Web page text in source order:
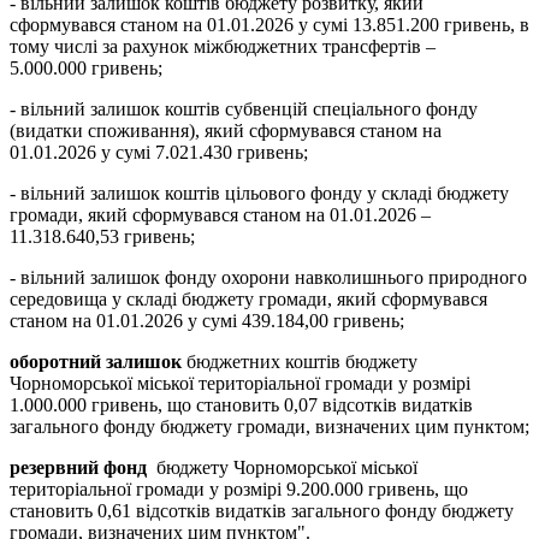
сформувався станом на 01.01.2026 у сумі 13.851.200 гривень, в
тому числі за рахунок міжбюджетних трансфертів –
5.000.000 гривень;
- вільний залишок коштів субвенцій спеціального фонду
(видатки споживання), який сформувався станом на
01.01.2026 у сумі 7.021.430 гривень;
- вільний залишок коштів цільового фонду у складі бюджету
громади, який сформувався станом на 01.01.2026 –
11.318.640,53 гривень;
- вільний залишок фонду охорони навколишнього природного
середовища у складі бюджету громади, який сформувався
станом на 01.01.2026 у сумі 439.184,00 гривень;
оборотний залишок бюджетних коштів бюджету
Чорноморської міської територіальної громади у розмірі
1.000.000 гривень, що становить 0,07 відсотків видатків
загального фонду бюджету громади, визначених цим пунктом;
резервний фонд бюджету Чорноморської міської
територіальної громади у розмірі 9.200.000 гривень, що
становить 0,61 відсотків видатків загального фонду бюджету
громади, визначених цим пунктом".